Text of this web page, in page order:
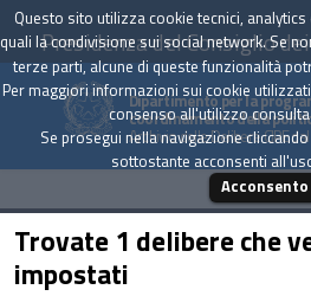
Presidenza del Consiglio
Dipartimento per la
coordinamento della
Archivio delle Delibere CIPE
Trovate 1 delibere che
impostati
Questo sito utilizza cookie tecnici,
quali la condivisione sui social network. Se
terze parti, alcune di queste funzionalità
Per maggiori informazioni sui cookie
consenso all'utilizzo
Se prosegui nella navigazione
sottostante acconsenti
Acconsento